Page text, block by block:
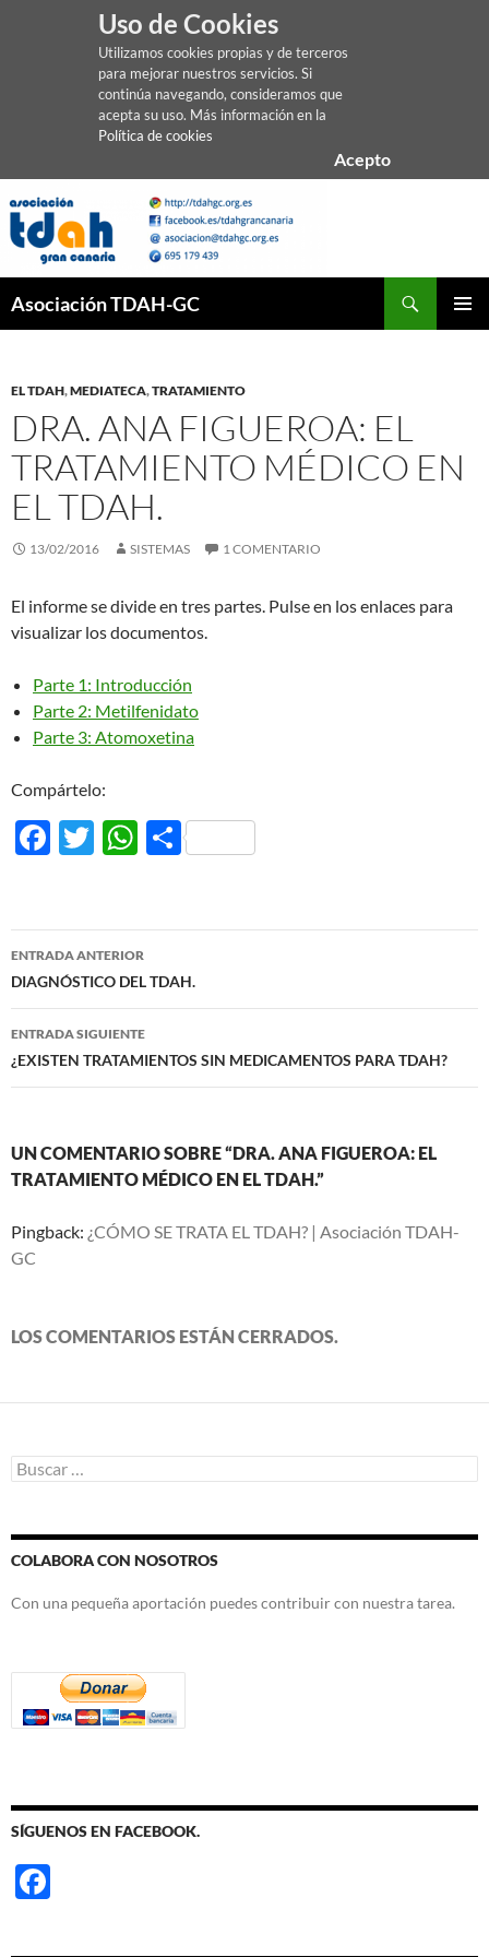
Uso de Cookies
Utilizamos cookies propias y de terceros
para mejorar nuestros servicios. Si
continúa navegando, consideramos que
acepta su uso. Más información en la
Política de cookies
Acepto
al
contenido
Asociación TDAH-GC
EL TDAH,MEDIATECA,TRATAMIENTO
DRA. ANA FIGUEROA: EL
TRATAMIENTO MÉDICO EN
EL TDAH.
13/02/2016 SISTEMAS 1 COMENTARIO
El informe se divide en tres partes. Pulse en los enlaces para
visualizar los documentos.
Parte 1: Introducción
Parte 2: Metilfenidato
Parte 3: Atomoxetina
Compártelo:
F
b
o
o
k
T
er
W
s
A
p
p
C
p
ar
ti
r
Navegación
de
entradas
ENTRADA ANTERIOR
DIAGNÓSTICO DEL TDAH.
ENTRADA SIGUIENTE
¿EXISTEN TRATAMIENTOS SIN MEDICAMENTOS PARA TDAH?
UN COMENTARIO SOBRE “DRA. ANA FIGUEROA: EL
TRATAMIENTO MÉDICO EN EL TDAH.”
Pingback: ¿CÓMO SE TRATA EL TDAH? | Asociación TDAH-
GC
LOS COMENTARIOS ESTÁN CERRADOS.
Buscar:
COLABORA CON NOSOTROS
Con una pequeña aportación puedes contribuir con nuestra tarea.
SÍGUENOS EN FACEBOOK.